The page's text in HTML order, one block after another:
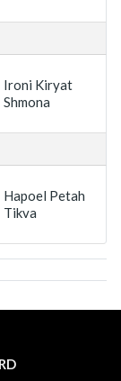
Ironi Kiryat
Shmona
Hapoel Petah
Tikva